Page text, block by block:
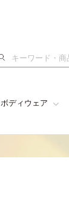
検
ボディウェア